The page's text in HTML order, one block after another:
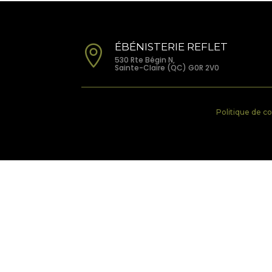
 ÉBÉNISTERIE REFLET
530 Rte Bégin N,
Sainte-Claire (QC) G0R 2V0
Politique de